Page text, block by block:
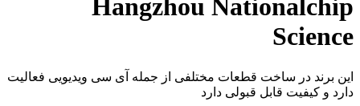
Hangzhou Nationalchip
Science
این برند در ساخت قطعات مختلفی از جمله آی سی ویدیویی فعالیت
دارد و کیفیت قابل قبولی دارد